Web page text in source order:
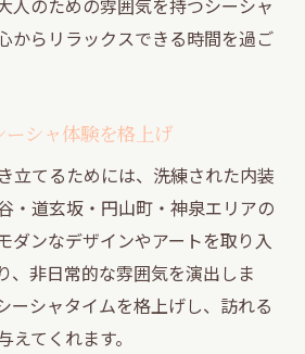
える落ち着いた雰囲気の秘密
シャ空間の選び方とポイント
プライベート重視のシーシャ体
シーシャとプライベート性の
気あるシーシャ空間を徹底解説
の色気あるシーシャ空間とは
えるフォトジェニックな内装
からリラックスできる時間を過ご
シャ体験を格上げ
立てるためには、洗練された内装
・道玄坂・円山町・神泉エリアの
ダンなデザインやアートを取り入
、非日常的な雰囲気を演出しま
ーシャタイムを格上げし、訪れる
てくれます。